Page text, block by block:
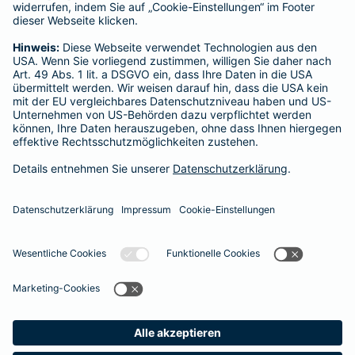
Neda Choobchian
Im Graben 4
Tel.:01522 3682035
Mobil:01522 3682035
Heute geöffnetbis20:00
Vermittler nach Namen, Stadt oder PLZ suchen
Startseite Bitburg
Datenschutz Impressum/Rechtshinweise
Barrierefreiheit
Datenschutz-Einstellungen
Einfach. Menschlich.